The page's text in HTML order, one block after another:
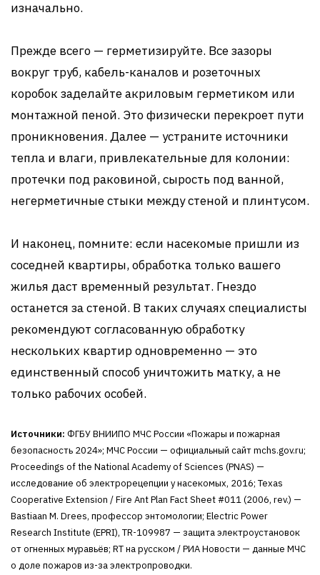
изначально.
Прежде всего — герметизируйте. Все зазоры
вокруг труб, кабель-каналов и розеточных
коробок заделайте акриловым герметиком или
монтажной пеной. Это физически перекроет пути
проникновения. Далее — устраните источники
тепла и влаги, привлекательные для колонии:
протечки под раковиной, сырость под ванной,
негерметичные стыки между стеной и плинтусом.
И наконец, помните: если насекомые пришли из
соседней квартиры, обработка только вашего
жилья даст временный результат. Гнездо
останется за стеной. В таких случаях специалисты
рекомендуют согласованную обработку
нескольких квартир одновременно — это
единственный способ уничтожить матку, а не
только рабочих особей.
Источники: ФГБУ ВНИИПО МЧС России «Пожары и пожарная
безопасность 2024»; МЧС России — официальный сайт mchs.gov.ru;
Proceedings of the National Academy of Sciences (PNAS) —
исследование об электрорецепции у насекомых, 2016; Texas
Cooperative Extension / Fire Ant Plan Fact Sheet #011 (2006, rev.) —
Bastiaan M. Drees, профессор энтомологии; Electric Power
Research Institute (EPRI), TR-109987 — защита электроустановок
от огненных муравьёв; RT на русском / РИА Новости — данные МЧС
о доле пожаров из-за электропроводки.